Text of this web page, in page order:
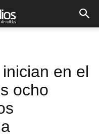
en el
ocho